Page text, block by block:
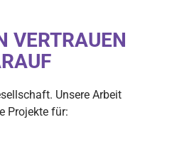
VERTRAUEN
Unsere Arbeit
Projekte für: